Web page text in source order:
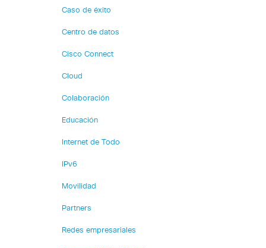
Caso de éxito
Centro de datos
Cisco Connect
Cloud
Colaboración
Educación
Internet de Todo
IPv6
Movilidad
Partners
Redes empresariales